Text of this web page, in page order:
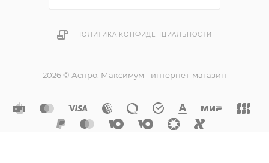
ПОЛИТИКА КОНФИДЕНЦИАЛЬНОСТИ
2026 © Аспро: Максимум - интернет-магазин